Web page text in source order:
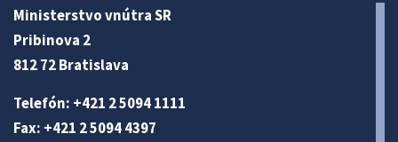
Ministerstvo vnútra SR
Pribinova 2
812 72 Bratislava
Telefón: +421 2 5094 1111
Fax: +421 2 5094 4397